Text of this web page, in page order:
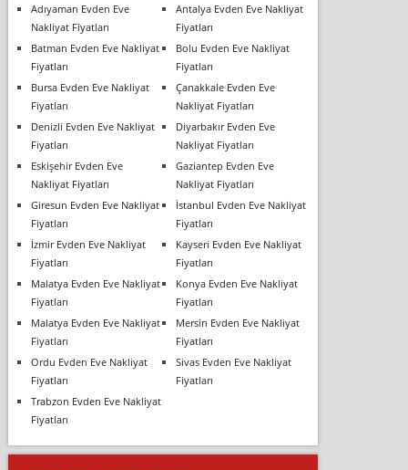
Adıyaman Evden Eve
Nakliyat Fiyatları
Antalya Evden Eve Nakliyat
Fiyatları
Batman Evden Eve Nakliyat
Fiyatları
Bolu Evden Eve Nakliyat
Fiyatları
Bursa Evden Eve Nakliyat
Fiyatları
Çanakkale Evden Eve
Nakliyat Fiyatları
Denizli Evden Eve Nakliyat
Fiyatları
Diyarbakır Evden Eve
Nakliyat Fiyatları
Eskişehir Evden Eve
Nakliyat Fiyatları
Gaziantep Evden Eve
Nakliyat Fiyatları
Giresun Evden Eve Nakliyat
Fiyatları
İstanbul Evden Eve Nakliyat
Fiyatları
İzmir Evden Eve Nakliyat
Fiyatları
Kayseri Evden Eve Nakliyat
Fiyatları
Malatya Evden Eve Nakliyat
Fiyatları
Konya Evden Eve Nakliyat
Fiyatları
Malatya Evden Eve Nakliyat
Fiyatları
Mersin Evden Eve Nakliyat
Fiyatları
Ordu Evden Eve Nakliyat
Fiyatları
Sivas Evden Eve Nakliyat
Fiyatları
Trabzon Evden Eve Nakliyat
Fiyatları